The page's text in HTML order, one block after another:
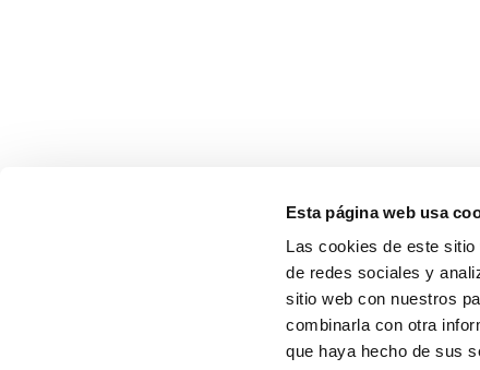
Esta página web usa
Las cookies de este
de redes sociales y
sitio web con nuestros
combinarla con otra
que haya hecho de sus